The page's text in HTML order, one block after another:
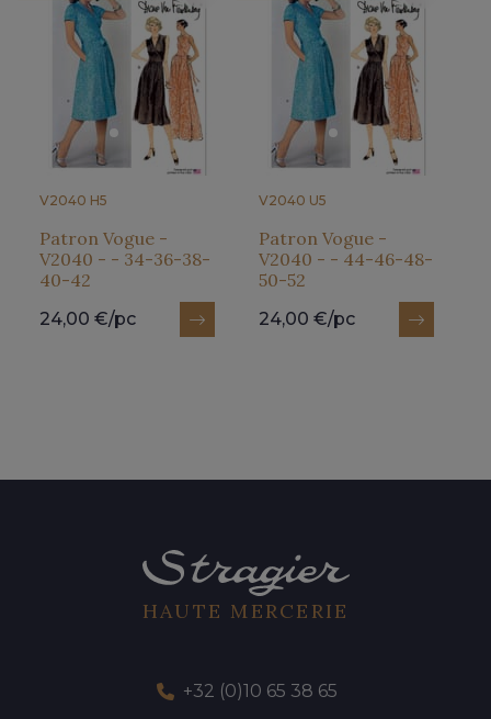
V2040 H5
Patron Vogue -
V2040 - - 34-36-38-
40-42
24,00 €/pc
V2040 U5
Patron Vogue -
V2040 - - 44-46-48-
50-52
24,00 €/pc
HAUTE MERCERIE
+32 (0)10 65 38 65